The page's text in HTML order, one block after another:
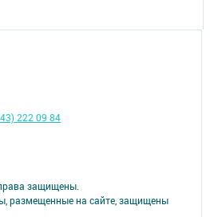
защищены.
размещенные на сайте, защищены
222 09 84